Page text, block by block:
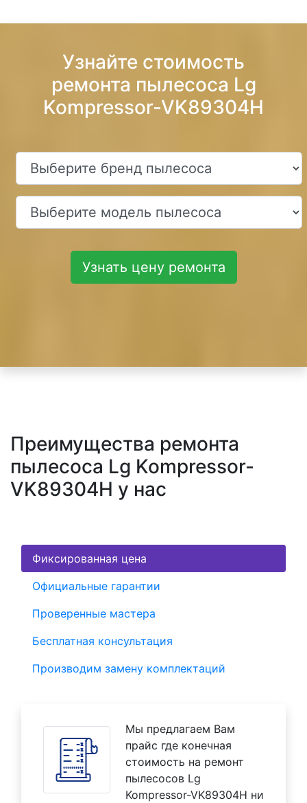
Узнайте стоимость
ремонта пылесоса Lg
Kompressor-VK89304H
Узнать цену ремонта
Преимущества ремонта
пылесоса Lg Kompressor-
VK89304H у нас
Фиксированная цена
Официальные гарантии
Проверенные мастера
Бесплатная консультация
Производим замену комплектаций
Мы предлагаем Вам
прайс где конечная
стоимость на ремонт
пылесосов Lg
Kompressor-VK89304H ни